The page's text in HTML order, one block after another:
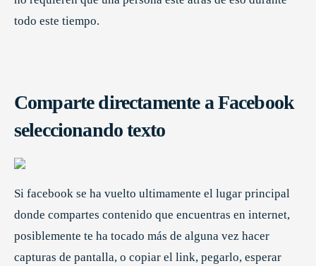
todo este tiempo.
Comparte directamente a Facebook
seleccionando texto
Si facebook se ha vuelto ultimamente el lugar principal
donde compartes contenido que encuentras en internet,
posiblemente te ha tocado más de alguna vez hacer
capturas de pantalla, o copiar el link, pegarlo, esperar